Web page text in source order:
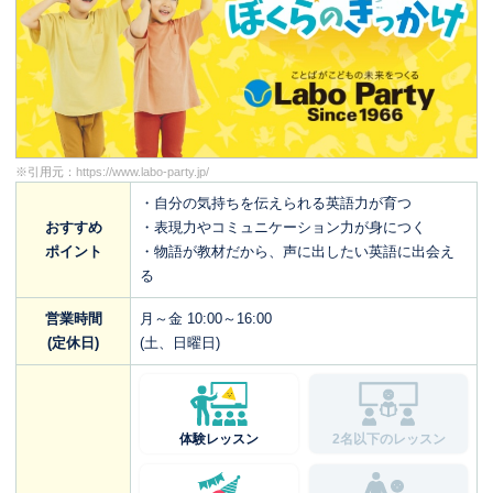
※引用元： https://www.labo-party.jp/
おすすめ
ポイント
・自分の気持ちを伝えられる英語力が育つ
・表現力やコミュニケーション力が身につく
・物語が教材だから、声に出したい英語に出会え
る
営業時間
(定休日)
月～金 10:00～16:00
(土、日曜日)
体験レッスン 2名以下のレッスン